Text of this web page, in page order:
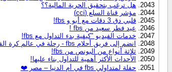
هل ترغب بتحقيق الحرية المالية؟؟
مؤشر قناة السلع (cci)
قلبي دق 3 دقات مع أبو و fbs!
عيد فطر سعيد من fbs !
خدمات الفيديو "كيفية بدء التداول مع fbs!
انضم إلى فريق أحلام fbs - رحلة في عالم كرة القدم!
ثلاثة أنواع من البونص من fbs!
الأحداث الأكثر أهمية للتداول بناء عليها!
حفلة لمتداولي fbs في أم الدنيا – مصر ❤️